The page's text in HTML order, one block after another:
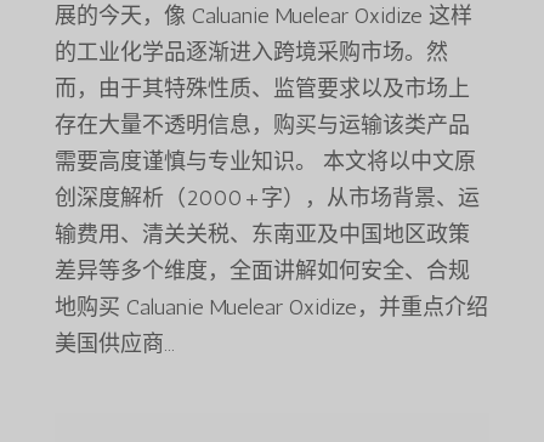
展的今天，像 Caluanie Muelear Oxidize 这样
的工业化学品逐渐进入跨境采购市场。然
而，由于其特殊性质、监管要求以及市场上
存在大量不透明信息，购买与运输该类产品
需要高度谨慎与专业知识。 本文将以中文原
创深度解析（2000+字），从市场背景、运
输费用、清关关税、东南亚及中国地区政策
差异等多个维度，全面讲解如何安全、合规
地购买 Caluanie Muelear Oxidize，并重点介绍
美国供应商...